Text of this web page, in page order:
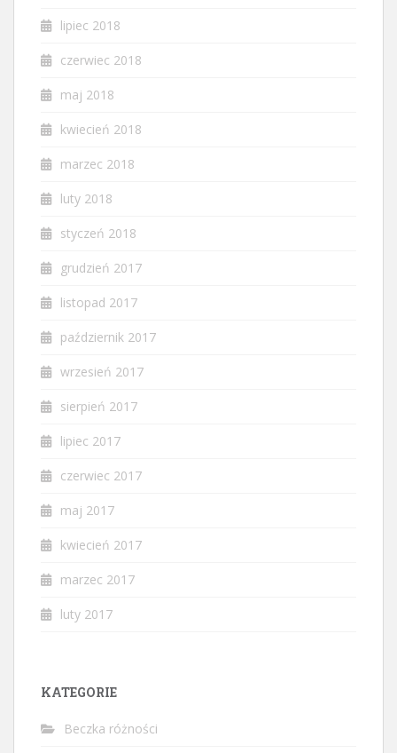
lipiec 2018
czerwiec 2018
maj 2018
kwiecień 2018
marzec 2018
luty 2018
styczeń 2018
grudzień 2017
listopad 2017
październik 2017
wrzesień 2017
sierpień 2017
lipiec 2017
czerwiec 2017
maj 2017
kwiecień 2017
marzec 2017
luty 2017
KATEGORIE
Beczka różności